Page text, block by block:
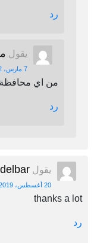
رد
يقول
7 مارس، 2022 الساعة 7:22 م
من اي محافظة
رد
يقول
20 أغسطس، 2019 الساعة 11:23 ص
thanks a lot
رد